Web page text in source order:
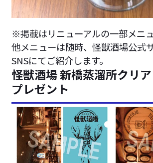
※掲載はリニューアルの一部メニュ
他メニューは随時、怪獣酒場公式
SNSにてご紹介します。
怪獣酒場 新橋蒸溜所クリ
プレゼント